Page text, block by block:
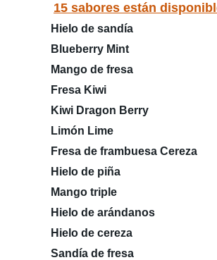
15 sabores están
Hielo de sandía
Blueberry Mint
Mango de fresa
Fresa Kiwi
Kiwi Dragon Berry
Limón Lime
Fresa de frambuesa Cereza
Hielo de piña
Mango triple
Hielo de arándanos
Hielo de cereza
Sandía de fresa